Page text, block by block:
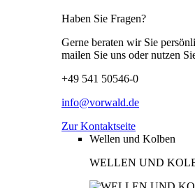
Haben Sie Fragen?
Gerne beraten wir Sie
mailen Sie uns oder nutzen
+49 541 50546-0
info@vorwald.de
Zur Kontaktseite
Wellen und Kolben
WELLEN UND